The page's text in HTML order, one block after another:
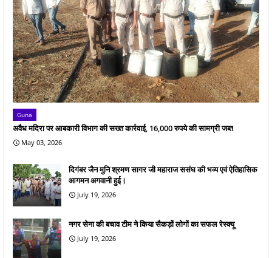
Guna
अवैध मदिरा पर आबकारी विभाग की सख्त कार्रवाई, 16,000 रुपये की सामग्री जब्त
May 03, 2026
दिगंबर जैन मुनि श्रमण सागर जी महाराज ससंघ की भव्य एवं ऐतिहासिक
आगमन अगवानी हुई।
July 19, 2026
नगर सेना की बचाव टीम ने किया सैकड़ों लोगों का सफल रेस्क्यू
July 19, 2026